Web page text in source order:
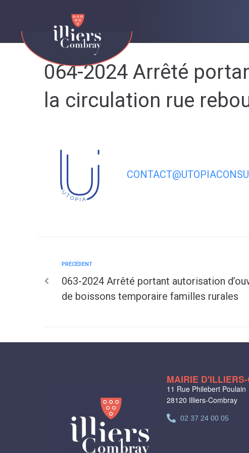
064-2024 Arrêté
la circulation rue
PRÉCÉDENT
063-2024 Arrêté portant autorisation
de boissons temporaire familles rurales
MAIRIE
11 Rue Philebert Poulain
28120 Illiers-Combray
02 37 24 00 05